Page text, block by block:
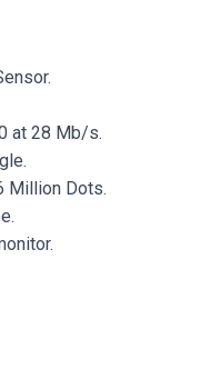
at 28 Mb/s.
Million Dots.